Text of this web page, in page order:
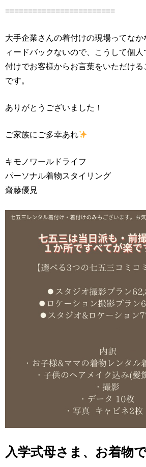
========================
大手企業さんの着付けの現場ってな
ィードバックないので、こうして個
付けでお客様からお言葉をいただけ
です。
ありがとうございました！
ご家族にご多幸あれ
キモノワールドライフ
パーソナル着物スタイリング
齋藤優見
入学式母さま、お着物